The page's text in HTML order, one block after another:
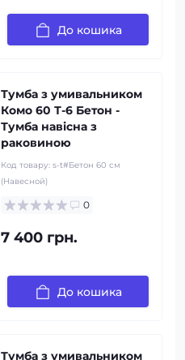
До кошика
Тумба з умивальником
Комо 60 Т-6 Бетон -
Тумба навісна з
раковиною
Код товару: s-t#Бетон 60 см
(Навесной)
0
7 400 грн.
До кошика
Тумба з умивальником